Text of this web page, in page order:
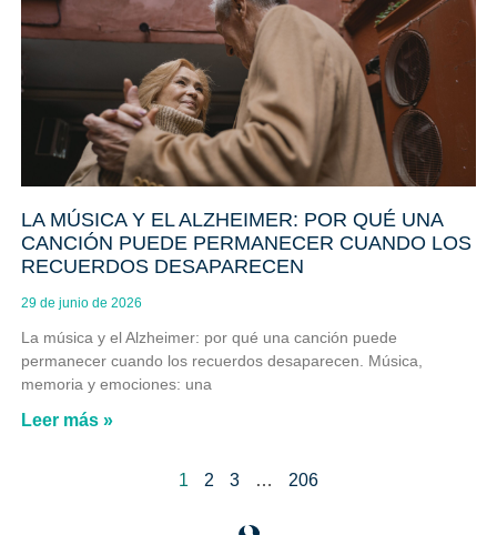
LA MÚSICA Y EL ALZHEIMER: POR QUÉ UNA
CANCIÓN PUEDE PERMANECER CUANDO LOS
RECUERDOS DESAPARECEN
29 de junio de 2026
La música y el Alzheimer: por qué una canción puede
permanecer cuando los recuerdos desaparecen. Música,
memoria y emociones: una
Leer más »
1 2 3 … 206